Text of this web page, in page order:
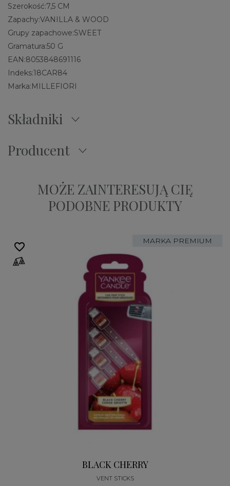
Szerokość:7,5 CM
Zapachy:VANILLA & WOOD
Grupy zapachowe:SWEET
Gramatura:50 G
EAN:8053848691116
Indeks:18CAR84
Marka:MILLEFIORI
Składniki
Producent
MOŻE ZAINTERESUJĄ CIĘ
PODOBNE PRODUKTY
MARKA PREMIUM
BLACK CHERRY
VENT STICKS
favorite_border